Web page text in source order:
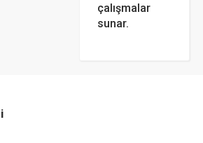
çalışmalar
sunar.